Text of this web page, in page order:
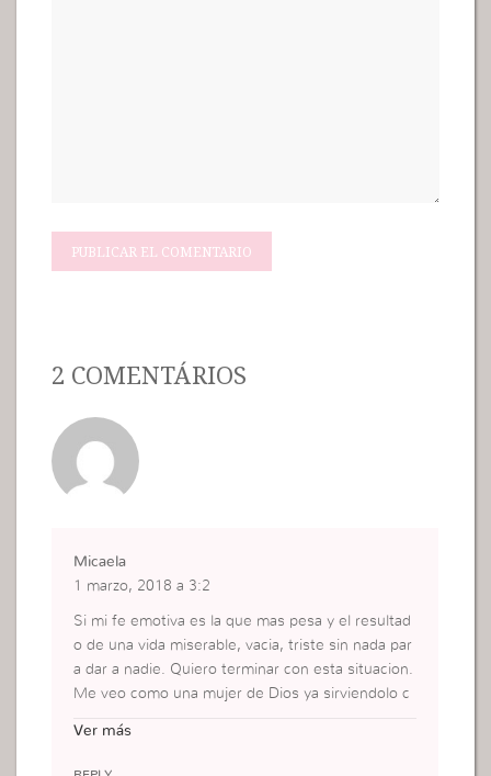
2 COMENTÁRIOS
Micaela
1 marzo, 2018 a 3:2
Si mi fe emotiva es la que mas pesa y el resultad
o de una vida miserable, vacia, triste sin nada par
a dar a nadie. Quiero terminar con esta situacion.
Me veo como una mujer de Dios ya sirviendolo c
Ver más